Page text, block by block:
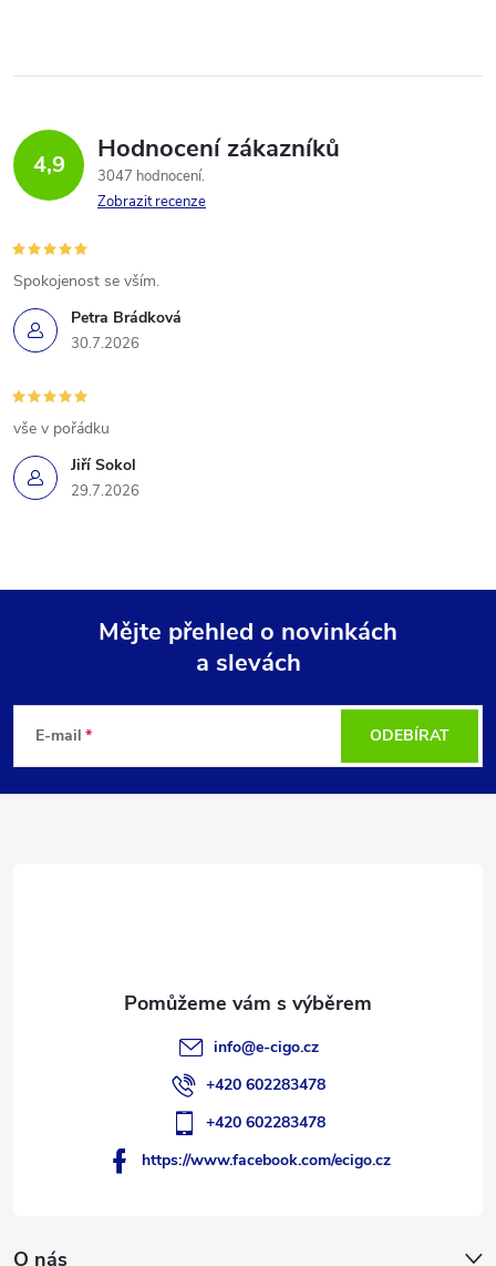
4,9 Hodnocení zákazníků
3047 hodnocení
Zobrazit recenze
Petra Brádková
30.7.2026
Spokojenost se vším.
Jiří Sokol
29.7.2026
vše v pořádku
p
Mějte přehled o novinkách
a slevách
E-mail ODEBÍRAT
O nás
info@e-cigo.cz
+420 602283478
+420 602283478
https://www.facebook.com/ecigo.cz